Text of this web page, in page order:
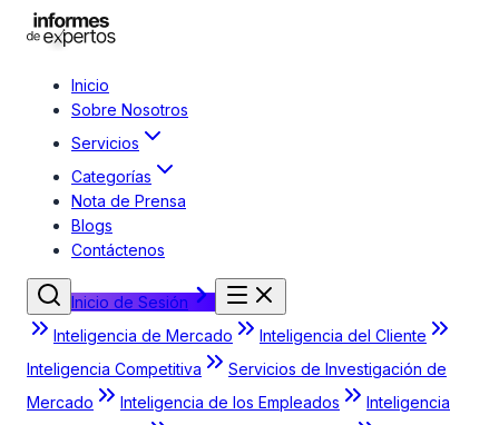
Inicio
Sobre Nosotros
Servicios
Categorías
Nota de Prensa
Blogs
Contáctenos
Inicio de Sesión
Inteligencia de Mercado
Inteligencia del Cliente
Inteligencia Competitiva
Servicios de Investigación de
Mercado
Inteligencia de los Empleados
Inteligencia